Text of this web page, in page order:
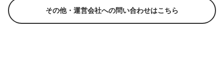
その他・運営会社への問い合わせはこちら